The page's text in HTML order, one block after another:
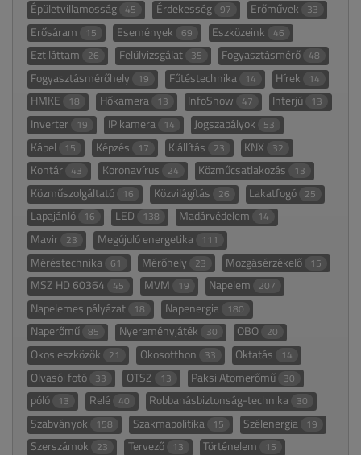
Épületvillamosság 45 Érdekesség 97 Erőművek 33
Erősáram 15 Események 69 Eszközeink 46
Ezt láttam 26 Felülvizsgálat 35 Fogyasztásmérő 48
Fogyasztásmérőhely 19 Fűtéstechnika 14 Hírek 14
HMKE 18 Hőkamera 13 InfoShow 47 Interjú 13
Inverter 19 IP kamera 14 Jogszabályok 53
Kábel 15 Képzés 17 Kiállítás 23 KNX 32
Kontár 43 Koronavírus 24 Közműcsatlakozás 13
Közműszolgáltató 16 Közvilágítás 26 Lakatfogó 25
Lapajánló 16 LED 138 Madárvédelem 14
Mavir 23 Megújuló energetika 111
Méréstechnika 61 Mérőhely 23 Mozgásérzékelő 15
MSZ HD 60364 45 MVM 19 Napelem 207
Napelemes pályázat 18 Napenergia 180
Naperőmű 85 Nyereményjáték 30 OBO 20
Okos eszközök 21 Okosotthon 33 Oktatás 14
Olvasói fotó 33 OTSZ 13 Paksi Atomerőmű 30
póló 13 Relé 40 Robbanásbiztonság-technika 30
Szabványok 158 Szakmapolitika 15 Szélenergia 19
Szerszámok 23 Tervező 13 Történelem 15